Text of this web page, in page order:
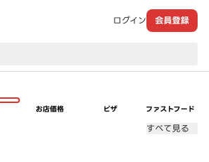
ログイン 会員登録
お店価格 ピザ ファストフード
すべて見る